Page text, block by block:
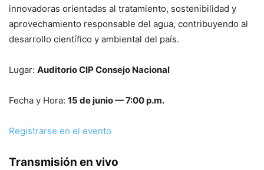
innovadoras orientadas al tratamiento, sostenibilidad y
aprovechamiento responsable del agua, contribuyendo al
desarrollo científico y ambiental del país.
Lugar: Auditorio CIP Consejo Nacional
Fecha y Hora: 15 de junio — 7:00 p.m.
Registrarse en el evento
Transmisión en vivo